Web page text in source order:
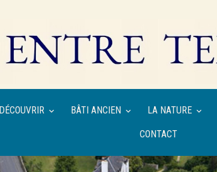
DÉCOUVRIR BÂTI ANCIEN LA NATURE
CONTACT